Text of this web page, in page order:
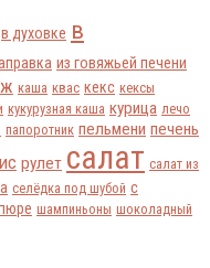
в духовке в
из говяжьей печени
каша квас кекс кексы
кукурузная каша курица лечо
папоротник пельмени печень
рулет салат салат из
селёдка под шубой с
шампиньоны шоколадный